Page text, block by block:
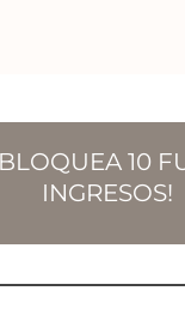
10
INGRESOS!